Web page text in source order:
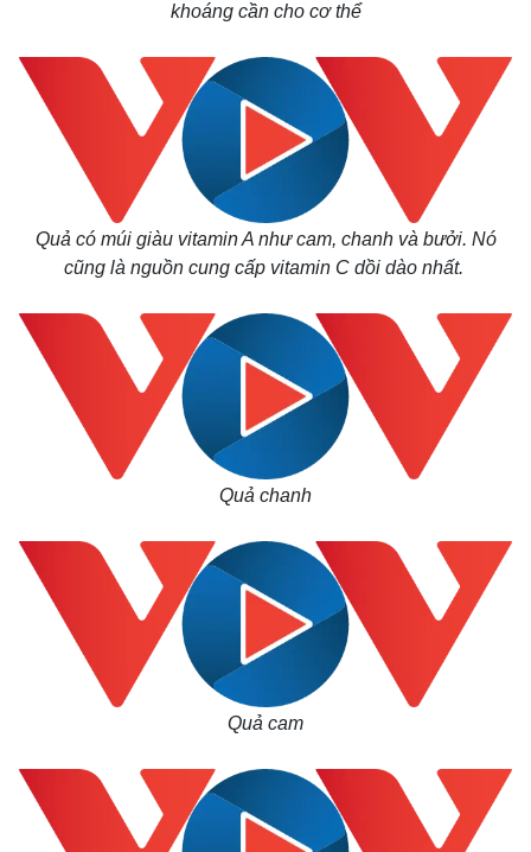
Bất động sản
Khởi nghiệp
Giá vàng
Tiêu dùng
Tỷ giá
khoáng cần cho cơ thể
Quả có múi giàu vitamin A như cam, chanh và bưởi. Nó
cũng là nguồn cung cấp vitamin C dồi dào nhất.
Quả chanh
Quả cam